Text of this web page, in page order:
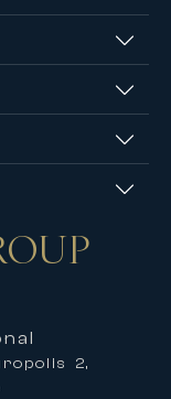
2,